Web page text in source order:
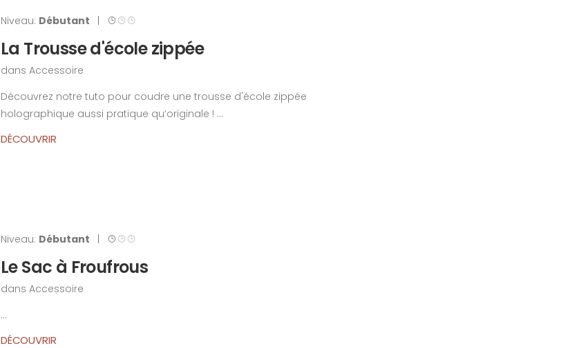
Niveau: Débutant |
La Trousse d'école zippée
dans Accessoire
Découvrez notre tuto pour coudre une trousse d'école zippée
holographique aussi pratique qu’originale ! ...
DÉCOUVRIR
Niveau: Débutant
Le Sac à Froufrous
dans Accessoire
...
DÉCOUVRIR